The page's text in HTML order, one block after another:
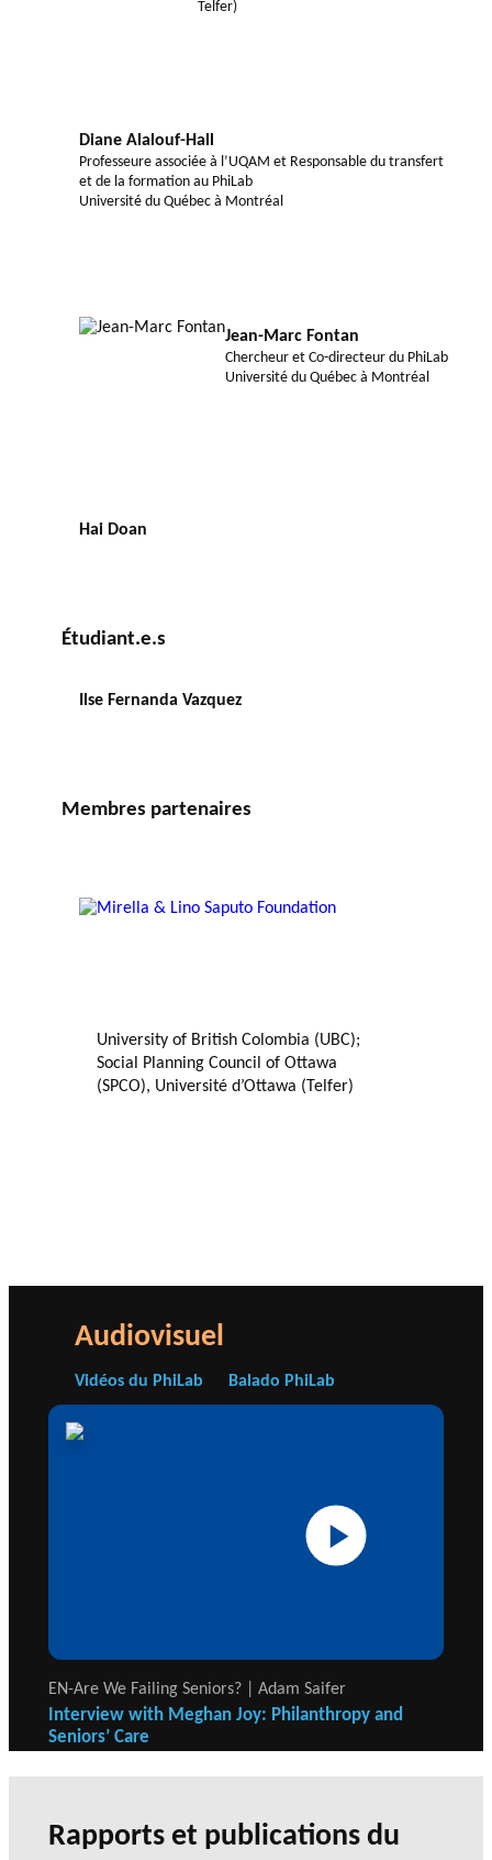
Telfer)
Diane Alalouf-Hall
Professeure associée à l’UQAM et Responsable du transfert
et de la formation au PhiLab
Université du Québec à Montréal
Jean-Marc Fontan
Chercheur et Co-directeur du PhiLab
Université du Québec à Montréal
Hai Doan
Étudiant.e.s
Ilse Fernanda Vazquez
Membres partenaires
University of British Colombia (UBC);
Social Planning Council of Ottawa
(SPCO), Université d’Ottawa (Telfer)
Audiovisuel
Vidéos du PhiLab Balado PhiLab
EN-Are We Failing Seniors? | Adam Saifer
Interview with Meghan Joy: Philanthropy and
Seniors’ Care
Rapports et publications du